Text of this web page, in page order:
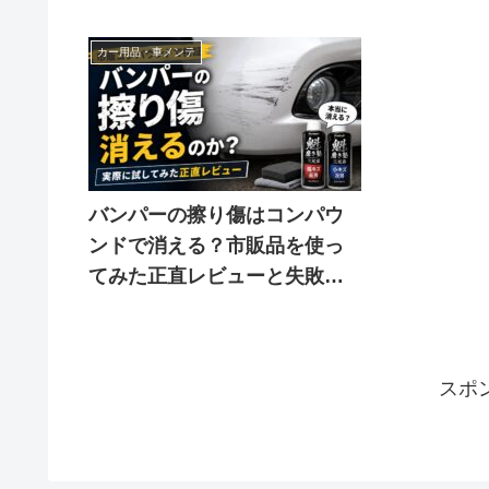
カー用品・車メンテ
バンパーの擦り傷はコンパウ
ンドで消える？市販品を使っ
てみた正直レビューと失敗し
スポ